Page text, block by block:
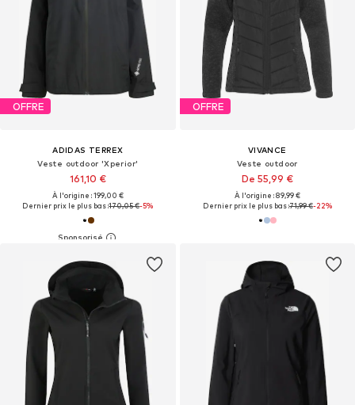
OFFRE
ADIDAS TERREX
Veste outdoor 'Xperior'
161,10 €
À l'origine : 199,00 €
Dernier prix le plus bas :170,05 €-5%
OFFRE
VIVANCE
Veste outdoor
De 55,99 €
À l'origine : 89,99 €
Dernier prix le plus bas :71,99 €-22%